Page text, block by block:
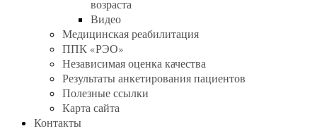
возраста
Видео
Медицинская реабилитация
ППК «РЭО»
Независимая оценка качества
Результаты анкетирования пациентов
Полезные ссылки
Карта сайта
Контакты